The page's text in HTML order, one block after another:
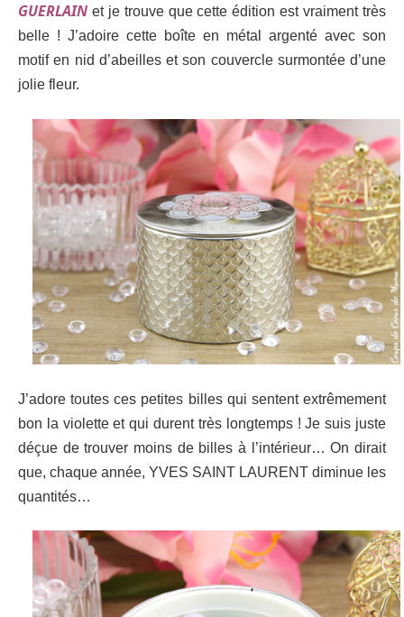
GUERLAIN et je trouve que cette édition est vraiment très
belle ! J’adoire cette boîte en métal argenté avec son
motif en nid d’abeilles et son couvercle surmontée d’une
jolie fleur.
J’adore toutes ces petites billes qui sentent extrêmement
bon la violette et qui durent très longtemps ! Je suis juste
déçue de trouver moins de billes à l’intérieur… On dirait
que, chaque année, YVES SAINT LAURENT diminue les
quantités…